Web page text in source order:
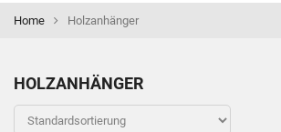
Home Holzanhänger
HOLZANHÄNGER